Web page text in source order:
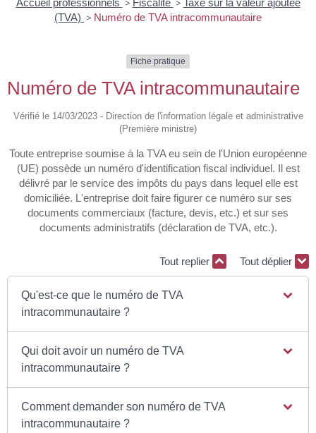
Accueil professionnels > Fiscalité > Taxe sur la valeur ajoutée
(TVA) > Numéro de TVA intracommunautaire
Fiche pratique
Numéro de TVA intracommunautaire
Vérifié le 14/03/2023 - Direction de l'information légale et administrative
(Première ministre)
Toute entreprise soumise à la TVA eu sein de l'Union européenne
(UE) possède un numéro d'identification fiscal individuel. Il est
délivré par le service des impôts du pays dans lequel elle est
domiciliée. L'entreprise doit faire figurer ce numéro sur ses
documents commerciaux (facture, devis, etc.) et sur ses
documents administratifs (déclaration de TVA, etc.).
Tout replier Tout déplier
Qu'est-ce que le numéro de TVA
intracommunautaire ?
Qui doit avoir un numéro de TVA
intracommunautaire ?
Comment demander son numéro de TVA
intracommunautaire ?